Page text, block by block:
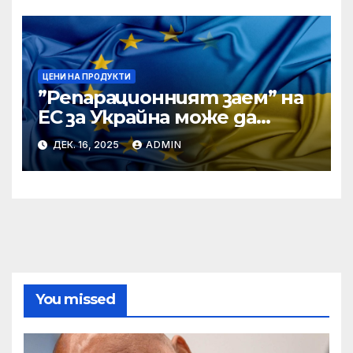
ЦЕНИ НА ПРОДУКТИ
”Репарационният заем” на
ЕС за Украйна може да
достигне 130 милиарда
евро
ДЕК. 16, 2025 ADMIN
You missed